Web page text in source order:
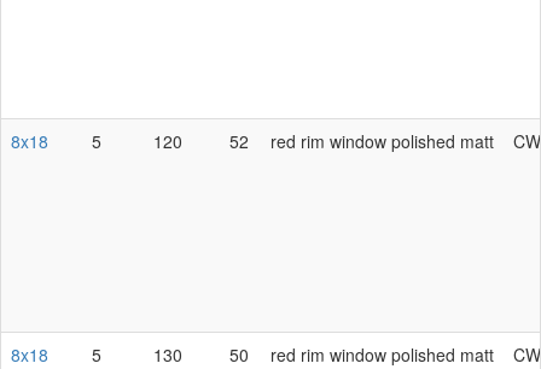
8x18 5 120 52 red rim window polished matt
8x18 5 130 50 red rim window polished matt